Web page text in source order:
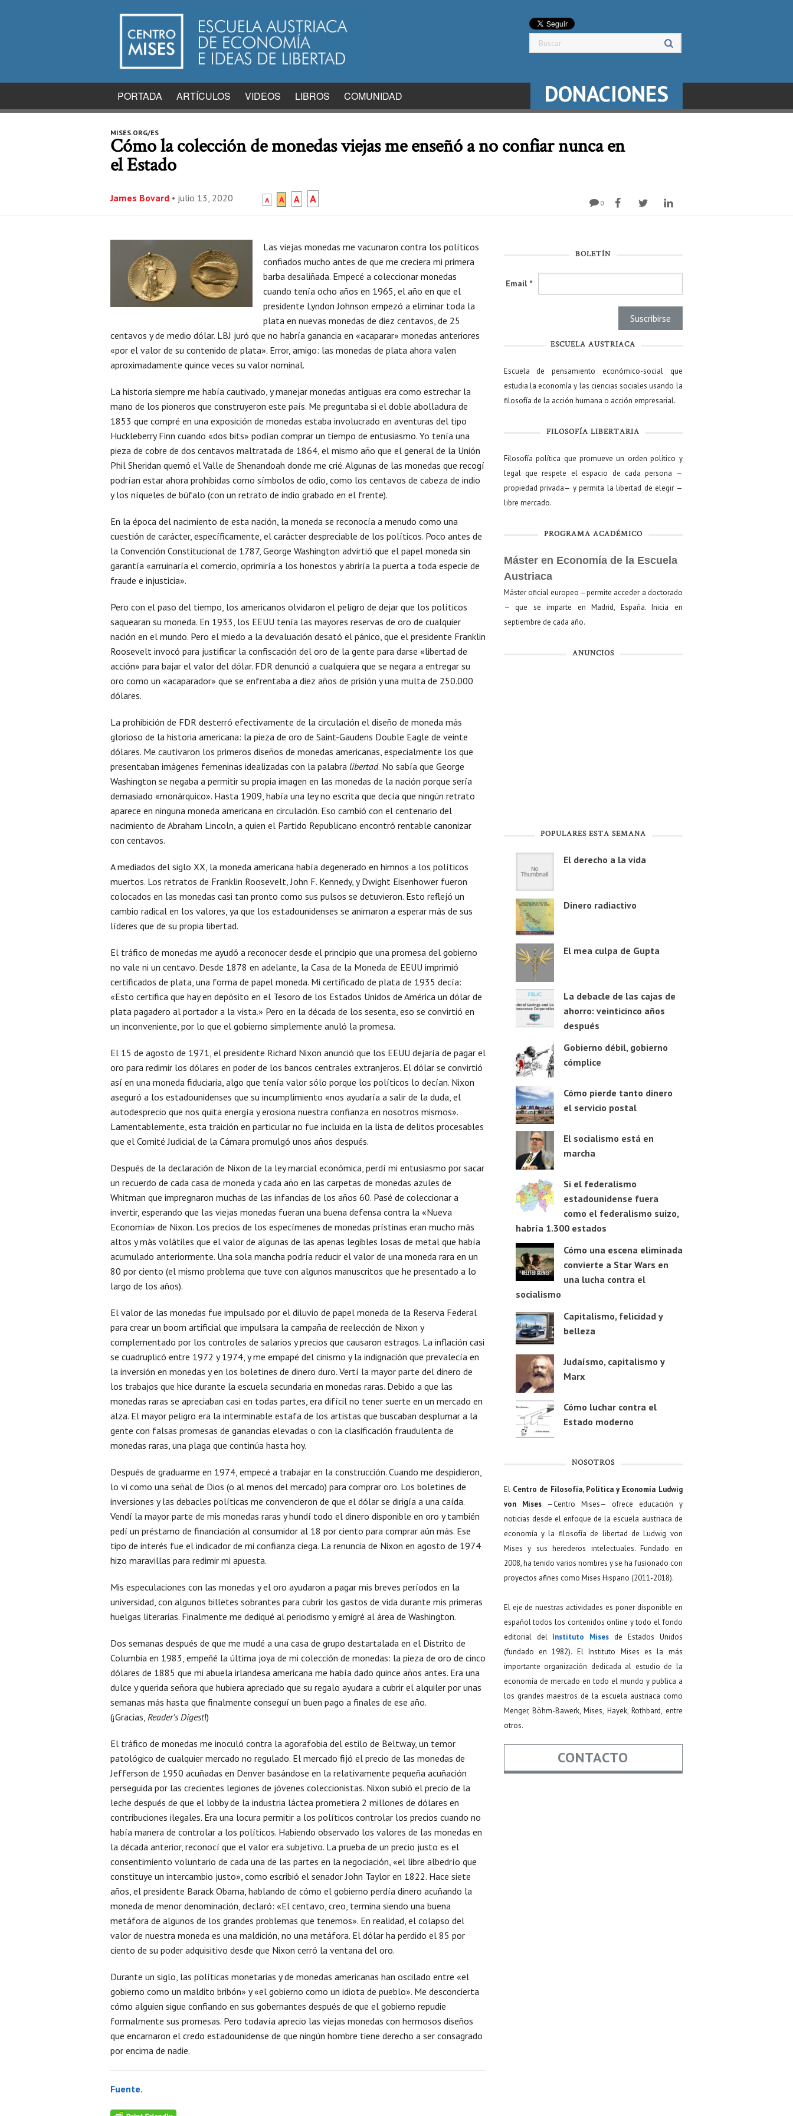
PORTADA ARTÍCULOS VIDEOS LIBROS COMUNIDAD DONACIONES
MISES.ORG/ES
Cómo la colección de monedas viejas me enseñó a no confiar nunca en
el Estado
James Bovard • julio 13, 2020 A A A A 0
Las viejas monedas me vacunaron contra los políticos
confiados mucho antes de que me creciera mi primera
barba desaliñada. Empecé a coleccionar monedas
cuando tenía ocho años en 1965, el año en que el
presidente Lyndon Johnson empezó a eliminar toda la
plata en nuevas monedas de diez centavos, de 25
centavos y de medio dólar. LBJ juró que no habría ganancia en «acaparar» monedas anteriores
«por el valor de su contenido de plata». Error, amigo: las monedas de plata ahora valen
aproximadamente quince veces su valor nominal.
La historia siempre me había cautivado, y manejar monedas antiguas era como estrechar la
mano de los pioneros que construyeron este país. Me preguntaba si el doble abolladura de
1853 que compré en una exposición de monedas estaba involucrado en aventuras del tipo
Huckleberry Finn cuando «dos bits» podían comprar un tiempo de entusiasmo. Yo tenía una
pieza de cobre de dos centavos maltratada de 1864, el mismo año que el general de la Unión
Phil Sheridan quemó el Valle de Shenandoah donde me crié. Algunas de las monedas que recogí
podrían estar ahora prohibidas como símbolos de odio, como los centavos de cabeza de indio
y los níqueles de búfalo (con un retrato de indio grabado en el frente).
En la época del nacimiento de esta nación, la moneda se reconocía a menudo como una
cuestión de carácter, específicamente, el carácter despreciable de los políticos. Poco antes de
la Convención Constitucional de 1787, George Washington advirtió que el papel moneda sin
garantía «arruinaría el comercio, oprimiría a los honestos y abriría la puerta a toda especie de
fraude e injusticia».
Pero con el paso del tiempo, los americanos olvidaron el peligro de dejar que los políticos
saquearan su moneda. En 1933, los EEUU tenía las mayores reservas de oro de cualquier
nación en el mundo. Pero el miedo a la devaluación desató el pánico, que el presidente Franklin
Roosevelt invocó para justificar la confiscación del oro de la gente para darse «libertad de
acción» para bajar el valor del dólar. FDR denunció a cualquiera que se negara a entregar su
oro como un «acaparador» que se enfrentaba a diez años de prisión y una multa de 250.000
dólares.
La prohibición de FDR desterró efectivamente de la circulación el diseño de moneda más
glorioso de la historia americana: la pieza de oro de Saint-Gaudens Double Eagle de veinte
dólares. Me cautivaron los primeros diseños de monedas americanas, especialmente los que
presentaban imágenes femeninas idealizadas con la palabra libertad. No sabía que George
Washington se negaba a permitir su propia imagen en las monedas de la nación porque sería
demasiado «monárquico». Hasta 1909, había una ley no escrita que decía que ningún retrato
aparece en ninguna moneda americana en circulación. Eso cambió con el centenario del
nacimiento de Abraham Lincoln, a quien el Partido Republicano encontró rentable canonizar
con centavos.
A mediados del siglo XX, la moneda americana había degenerado en himnos a los políticos
muertos. Los retratos de Franklin Roosevelt, John F. Kennedy, y Dwight Eisenhower fueron
colocados en las monedas casi tan pronto como sus pulsos se detuvieron. Esto reflejó un
cambio radical en los valores, ya que los estadounidenses se animaron a esperar más de sus
líderes que de su propia libertad.
El tráfico de monedas me ayudó a reconocer desde el principio que una promesa del gobierno
no vale ni un centavo. Desde 1878 en adelante, la Casa de la Moneda de EEUU imprimió
certificados de plata, una forma de papel moneda. Mi certificado de plata de 1935 decía:
«Esto certifica que hay en depósito en el Tesoro de los Estados Unidos de América un dólar de
plata pagadero al portador a la vista.» Pero en la década de los sesenta, eso se convirtió en
un inconveniente, por lo que el gobierno simplemente anuló la promesa.
El 15 de agosto de 1971, el presidente Richard Nixon anunció que los EEUU dejaría de pagar el
oro para redimir los dólares en poder de los bancos centrales extranjeros. El dólar se convirtió
así en una moneda fiduciaria, algo que tenía valor sólo porque los políticos lo decían. Nixon
aseguró a los estadounidenses que su incumplimiento «nos ayudaría a salir de la duda, el
autodesprecio que nos quita energía y erosiona nuestra confianza en nosotros mismos».
Lamentablemente, esta traición en particular no fue incluida en la lista de delitos procesables
que el Comité Judicial de la Cámara promulgó unos años después.
Después de la declaración de Nixon de la ley marcial económica, perdí mi entusiasmo por sacar
un recuerdo de cada casa de moneda y cada año en las carpetas de monedas azules de
Whitman que impregnaron muchas de las infancias de los años 60. Pasé de coleccionar a
invertir, esperando que las viejas monedas fueran una buena defensa contra la «Nueva
Economía» de Nixon. Los precios de los especímenes de monedas prístinas eran mucho más
altos y más volátiles que el valor de algunas de las apenas legibles losas de metal que había
acumulado anteriormente. Una sola mancha podría reducir el valor de una moneda rara en un
80 por ciento (el mismo problema que tuve con algunos manuscritos que he presentado a lo
largo de los años).
El valor de las monedas fue impulsado por el diluvio de papel moneda de la Reserva Federal
para crear un boom artificial que impulsara la campaña de reelección de Nixon y
complementado por los controles de salarios y precios que causaron estragos. La inflación casi
se cuadruplicó entre 1972 y 1974, y me empapé del cinismo y la indignación que prevalecía en
la inversión en monedas y en los boletines de dinero duro. Vertí la mayor parte del dinero de
los trabajos que hice durante la escuela secundaria en monedas raras. Debido a que las
monedas raras se apreciaban casi en todas partes, era difícil no tener suerte en un mercado en
alza. El mayor peligro era la interminable estafa de los artistas que buscaban desplumar a la
gente con falsas promesas de ganancias elevadas o con la clasificación fraudulenta de
monedas raras, una plaga que continúa hasta hoy.
Después de graduarme en 1974, empecé a trabajar en la construcción. Cuando me despidieron,
lo vi como una señal de Dios (o al menos del mercado) para comprar oro. Los boletines de
inversiones y las debacles políticas me convencieron de que el dólar se dirigía a una caída.
Vendí la mayor parte de mis monedas raras y hundí todo el dinero disponible en oro y también
pedí un préstamo de financiación al consumidor al 18 por ciento para comprar aún más. Ese
tipo de interés fue el indicador de mi confianza ciega. La renuncia de Nixon en agosto de 1974
hizo maravillas para redimir mi apuesta.
Mis especulaciones con las monedas y el oro ayudaron a pagar mis breves períodos en la
universidad, con algunos billetes sobrantes para cubrir los gastos de vida durante mis primeras
huelgas literarias. Finalmente me dediqué al periodismo y emigré al área de Washington.
Dos semanas después de que me mudé a una casa de grupo destartalada en el Distrito de
Columbia en 1983, empeñé la última joya de mi colección de monedas: la pieza de oro de cinco
dólares de 1885 que mi abuela irlandesa americana me había dado quince años antes. Era una
dulce y querida señora que hubiera apreciado que su regalo ayudara a cubrir el alquiler por unas
semanas más hasta que finalmente conseguí un buen pago a finales de ese año.
(¡Gracias, Reader’s Digest!)
El tráfico de monedas me inoculó contra la agorafobia del estilo de Beltway, un temor
patológico de cualquier mercado no regulado. El mercado fijó el precio de las monedas de
Jefferson de 1950 acuñadas en Denver basándose en la relativamente pequeña acuñación
perseguida por las crecientes legiones de jóvenes coleccionistas. Nixon subió el precio de la
leche después de que el lobby de la industria láctea prometiera 2 millones de dólares en
contribuciones ilegales. Era una locura permitir a los políticos controlar los precios cuando no
había manera de controlar a los políticos. Habiendo observado los valores de las monedas en
la década anterior, reconocí que el valor era subjetivo. La prueba de un precio justo es el
consentimiento voluntario de cada una de las partes en la negociación, «el libre albedrío que
constituye un intercambio justo», como escribió el senador John Taylor en 1822. Hace siete
años, el presidente Barack Obama, hablando de cómo el gobierno perdía dinero acuñando la
moneda de menor denominación, declaró: «El centavo, creo, termina siendo una buena
metáfora de algunos de los grandes problemas que tenemos». En realidad, el colapso del
valor de nuestra moneda es una maldición, no una metáfora. El dólar ha perdido el 85 por
ciento de su poder adquisitivo desde que Nixon cerró la ventana del oro.
Durante un siglo, las políticas monetarias y de monedas americanas han oscilado entre «el
gobierno como un maldito bribón» y «el gobierno como un idiota de pueblo». Me desconcierta
cómo alguien sigue confiando en sus gobernantes después de que el gobierno repudie
formalmente sus promesas. Pero todavía aprecio las viejas monedas con hermosos diseños
que encarnaron el credo estadounidense de que ningún hombre tiene derecho a ser consagrado
por encima de nadie.
Fuente.
BOLETÍN
Email *
ESCUELA AUSTRIACA
Escuela de pensamiento económico-social que
estudia la economía y las ciencias sociales usando la
filosofía de la acción humana o acción empresarial.
FILOSOFÍA LIBERTARIA
Filosofía política que promueve un orden político y
legal que respete el espacio de cada persona —
propiedad privada— y permita la libertad de elegir —
libre mercado.
PROGRAMA ACADÉMICO
Máster en Economía de la Escuela
Austriaca
Máster oficial europeo —permite acceder a doctorado
— que se imparte en Madrid, España. Inicia en
septiembre de cada año.
ANUNCIOS
POPULARES ESTA SEMANA
El derecho a la vida
Dinero radiactivo
El mea culpa de Gupta
La debacle de las cajas de
ahorro: veinticinco años
después
Gobierno débil, gobierno
cómplice
Cómo pierde tanto dinero
el servicio postal
El socialismo está en
marcha
Si el federalismo
estadounidense fuera
como el federalismo suizo,
habría 1.300 estados
Cómo una escena eliminada
convierte a Star Wars en
una lucha contra el
socialismo
Capitalismo, felicidad y
belleza
Judaísmo, capitalismo y
Marx
Cómo luchar contra el
Estado moderno
NOSOTROS
El Centro de Filosofía, Política y Economía Ludwig
von Mises—Centro Mises— ofrece educación y
noticias desde el enfoque de la escuela austriaca de
economía y la filosofía de libertad de Ludwig von
Mises y sus herederos intelectuales. Fundado en
2008, ha tenido varios nombres y se ha fusionado con
proyectos afines como Mises Hispano (2011-2018).
El eje de nuestras actividades es poner disponible en
español todos los contenidos online y todo el fondo
editorial del Instituto Mises de Estados Unidos
(fundado en 1982). El Instituto Mises es la más
importante organización dedicada al estudio de la
economía de mercado en todo el mundo y publica a
los grandes maestros de la escuela austriaca como
Menger, Böhm-Bawerk, Mises, Hayek, Rothbard, entre
otros.
CONTACTO